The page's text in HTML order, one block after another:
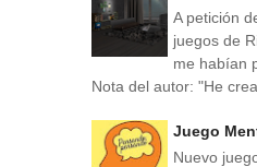
A petición
juegos de
me habían
Nota del autor: "He
Juego
Nuevo